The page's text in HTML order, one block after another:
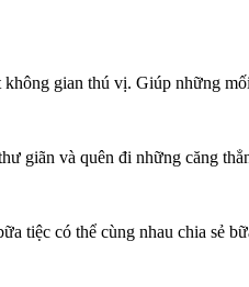
gian thú vị. Giúp những
giãn và quên đi những căng
tiệc có thể cùng nhau chia sẻ